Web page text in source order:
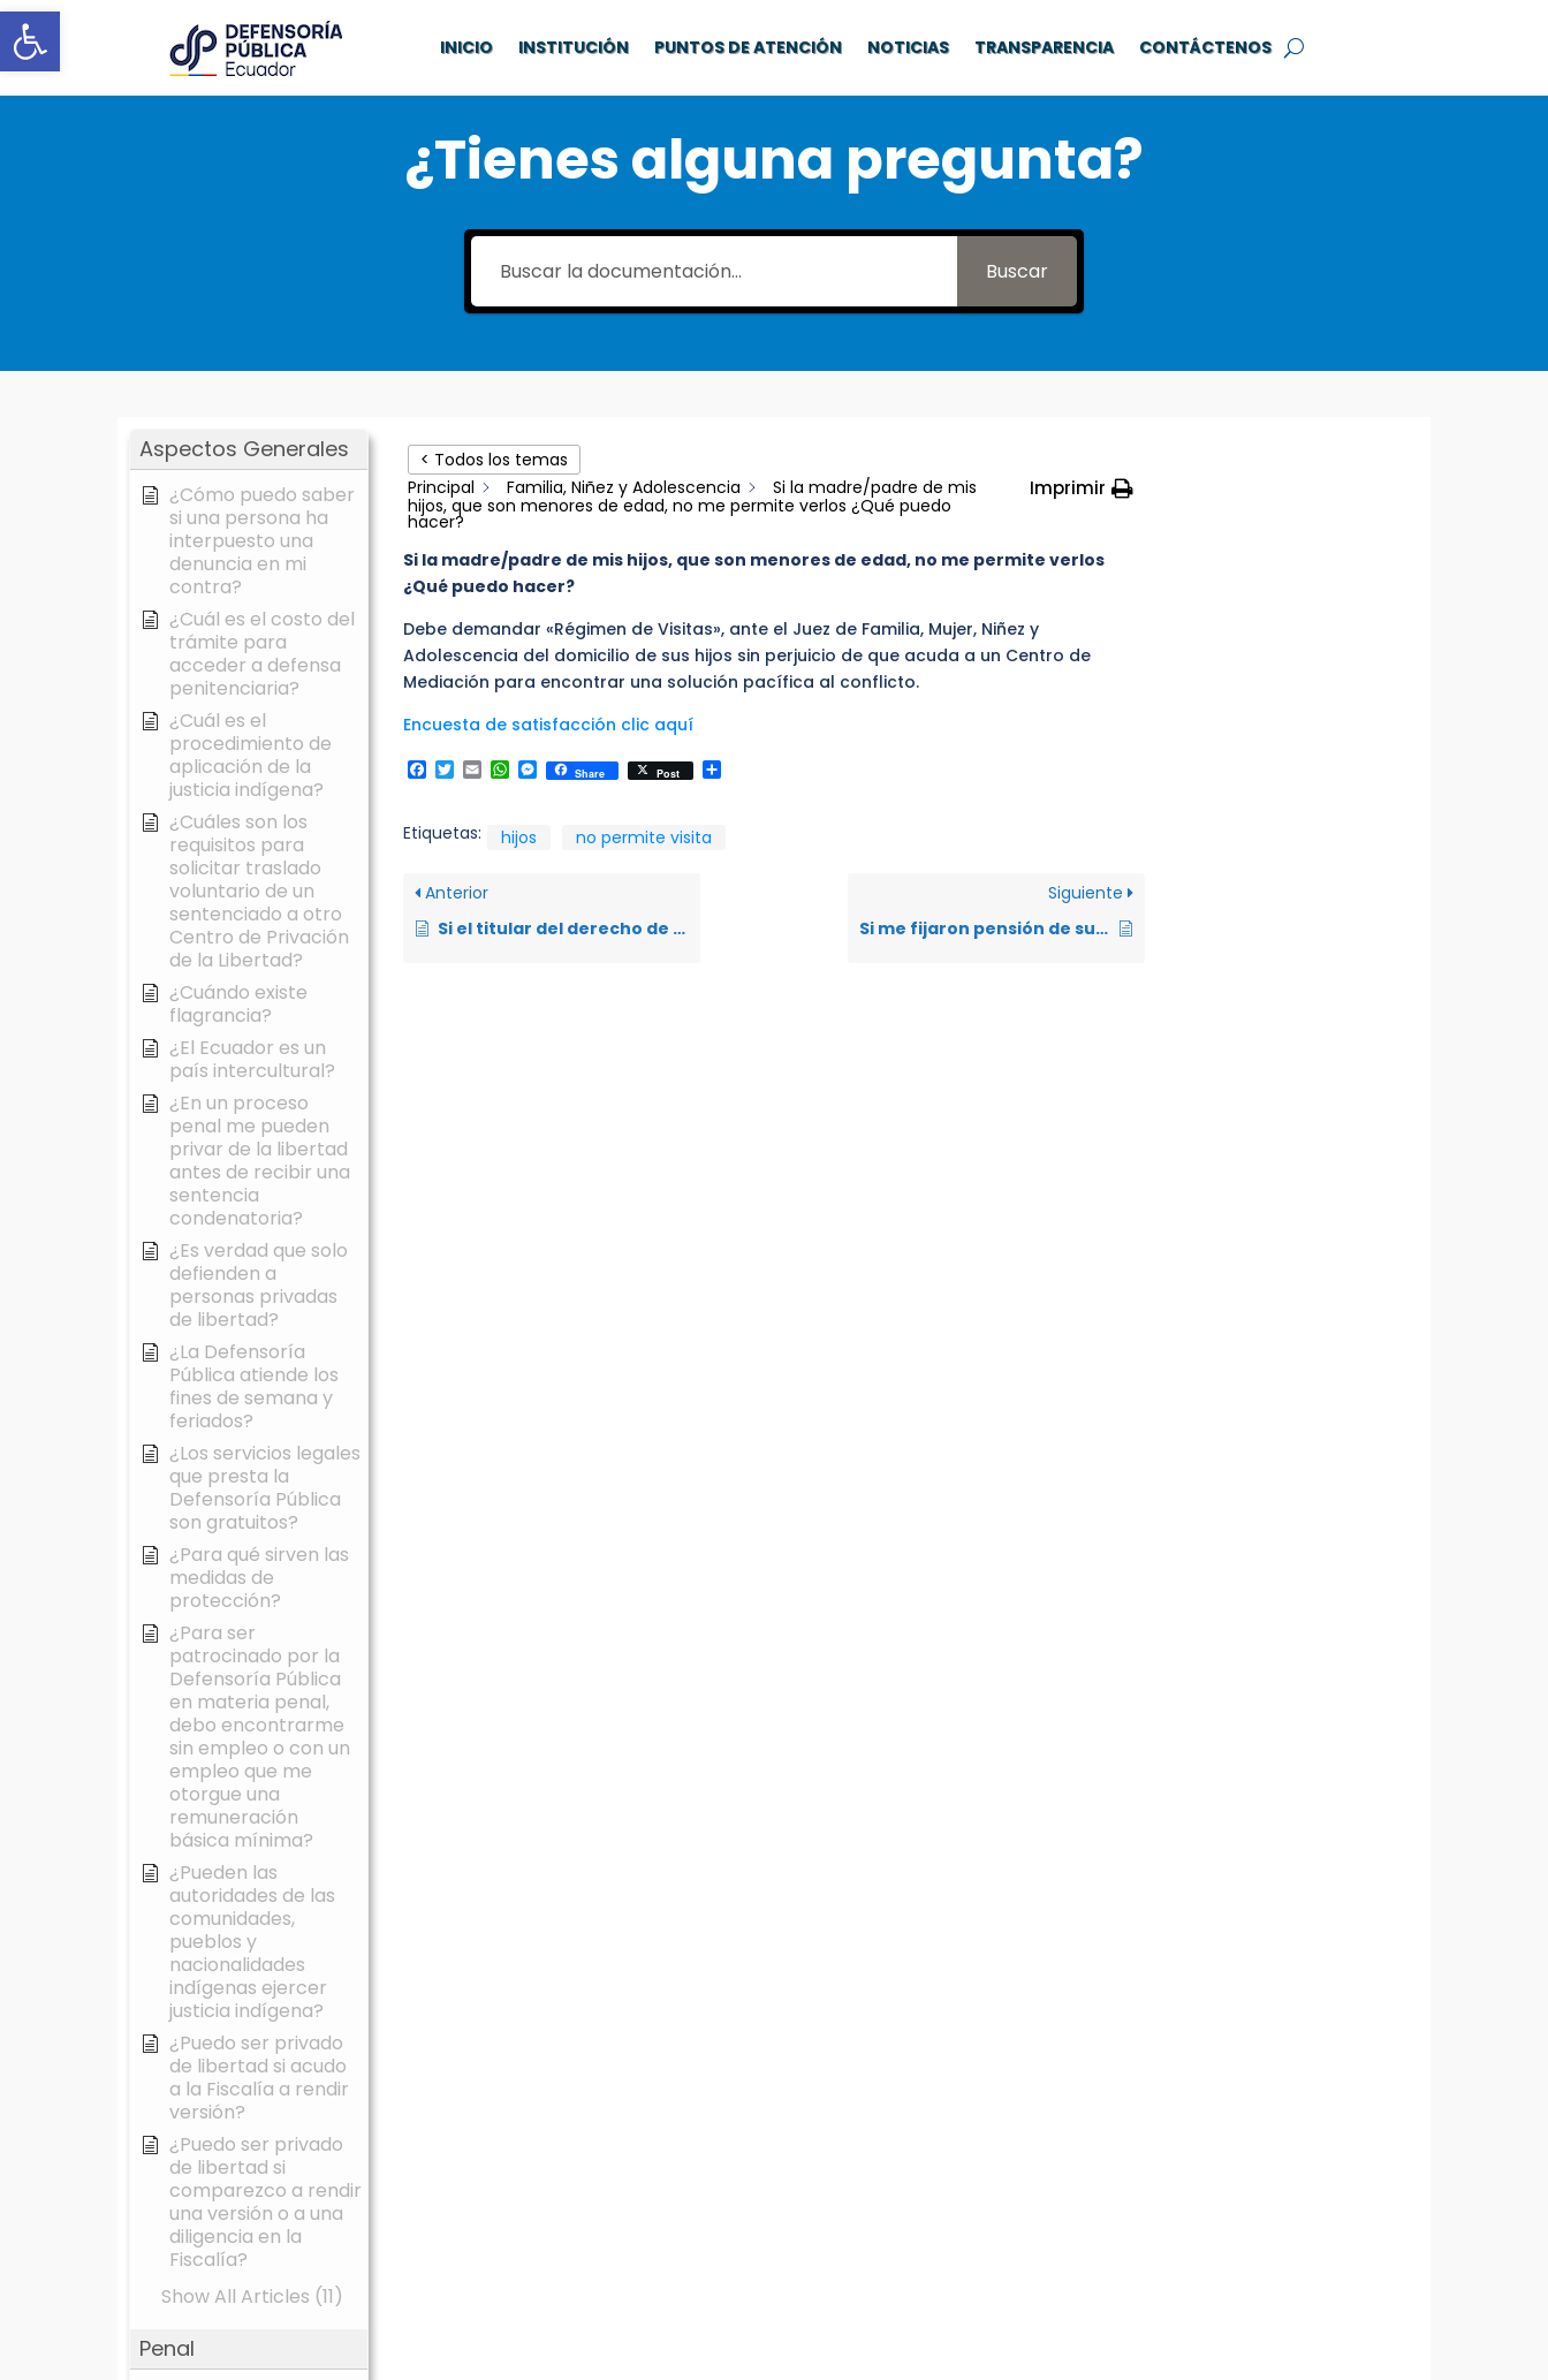
Abrir barra de herramientas INICIO INSTITUCIÓN PUNTOS DE ATENCIÓN NOTICIAS TRANSPARENCIA CONTÁCTENOS
¿Tienes alguna pregunta?
Buscar
Aspectos Generales
¿Cómo puedo saber
si una persona ha
interpuesto una
denuncia en mi
contra?
¿Cuál es el costo del
trámite para
acceder a defensa
penitenciaria?
¿Cuál es el
procedimiento de
aplicación de la
justicia indígena?
¿Cuáles son los
requisitos para
solicitar traslado
voluntario de un
sentenciado a otro
Centro de Privación
de la Libertad?
¿Cuándo existe
flagrancia?
¿El Ecuador es un
país intercultural?
¿En un proceso
penal me pueden
privar de la libertad
antes de recibir una
sentencia
condenatoria?
¿Es verdad que solo
defienden a
personas privadas
de libertad?
¿La Defensoría
Pública atiende los
fines de semana y
feriados?
¿Los servicios legales
que presta la
Defensoría Pública
son gratuitos?
¿Para qué sirven las
medidas de
protección?
¿Para ser
patrocinado por la
Defensoría Pública
en materia penal,
debo encontrarme
sin empleo o con un
empleo que me
otorgue una
remuneración
básica mínima?
¿Pueden las
autoridades de las
comunidades,
pueblos y
nacionalidades
indígenas ejercer
justicia indígena?
¿Puedo ser privado
de libertad si acudo
a la Fiscalía a rendir
versión?
¿Puedo ser privado
de libertad si
comparezco a rendir
una versión o a una
diligencia en la
Fiscalía?
Show All Articles (11)
Penal
< Todos los temas
Principal
Familia, Niñez y Adolescencia
Si la madre/padre de mis
hijos, que son menores de edad, no me permite verlos ¿Qué puedo
hacer?
Imprimir
Si la madre/padre de mis hijos, que son menores de edad, no me permite verlos
¿Qué puedo hacer?
Debe demandar «Régimen de Visitas», ante el Juez de Familia, Mujer, Niñez y
Adolescencia del domicilio de sus hijos sin perjuicio de que acuda a un Centro de
Mediación para encontrar una solución pacífica al conflicto.
Encuesta de satisfacción clic aquí
Facebook
Twitter
EmailWhatsApp
Messenger
Share Post
Etiquetas: hijos no permite visita
Anterior
Si el titular del derecho de pensión alimenticia cumple la mayoría de edad y no desea comparecer por sus propios derechos para solicitar una liquidación ¿qué debe hacer la actora inicial de la demanda?
Siguiente
Si me fijaron pensión de subsistencia en un proceso de violencia intrafamiliar ¿puedo demandar alimentos para mi hija?